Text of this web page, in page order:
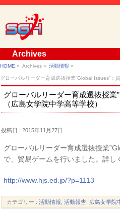
Archives
HOME » Archives » 活動情報 »
グローバルリーダー育成選抜授業”Global Issues”：
グローバルリーダー育成選抜授業
（広島女学院中学高等学校）
投稿日 : 2015年11月27日
グローバルリーダー育成選抜授業
で、貿易ゲームを行いました。詳し
http://www.hjs.ed.jp/?p=1113
カテゴリー :活動情報 ,活動報告 広島女学院